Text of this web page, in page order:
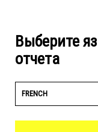
Выберите
отчета
FRENCH